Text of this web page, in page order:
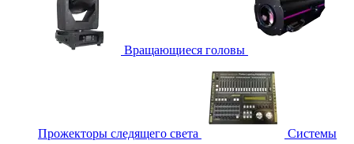
Вращающиеся головы
Прожекторы следящего света Системы